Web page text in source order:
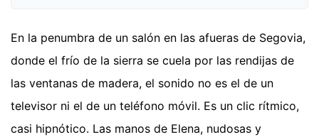
En la penumbra de un salón en las afueras de Segovia,
donde el frío de la sierra se cuela por las rendijas de
las ventanas de madera, el sonido no es el de un
televisor ni el de un teléfono móvil. Es un clic rítmico,
casi hipnótico. Las manos de Elena, nudosas y